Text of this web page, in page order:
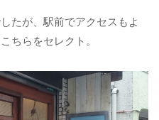
たが、駅前でアクセスもよ
ちらをセレクト。